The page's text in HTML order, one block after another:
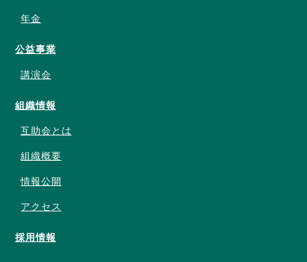
年金
公益事業
講演会
組織情報
互助会とは
組織概要
情報公開
アクセス
採用情報